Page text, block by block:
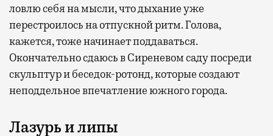
ловлю себя на мысли, что дыхание уже
перестроилось на отпускной ритм. Голова,
кажется, тоже начинает поддаваться.
Окончательно сдаюсь в Сиреневом саду посреди
скульптур и беседок-ротонд, которые создают
неподдельное впечатление южного города.
Лазурь и липы